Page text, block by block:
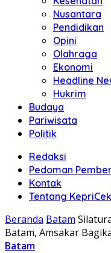
Nusantara
Pendidikan
Opini
Olahraga
Ekonomi
Headline
Hukrim
Budaya
Pariwisata
Politik
Redaksi
Pedoman
Kontak
Tentang KepriCek
Beranda Batam
Batam, Amsakar
Batam